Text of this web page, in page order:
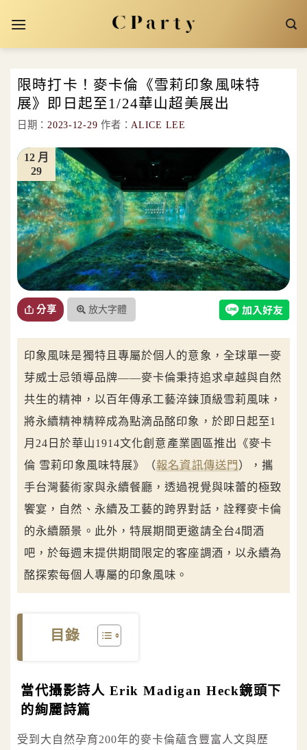
限時打卡！麥卡倫《雪莉印象風味特
展》即日起至1/24華山超美展出
日期：2023-12-29 作者：ALICE LEE
29
12 月
分享 放大字體
印象風味是獨特且專屬於個人的意象，全球單一麥
芽威士忌領導品牌——麥卡倫秉持追求卓越與自然
共生的精神，以百年傳承工藝淬鍊頂級雪莉風味，
將永續精神精粹成為點滴品酩印象，於即日起至1
月24日於華山1914文化創意產業園區推出《麥卡
倫 雪莉印象風味特展》（報名資訊傳送門），攜
手台灣藝術家與永續餐廳，透過視覺與味蕾的極致
饗宴，自然、永續及工藝的跨界對話，詮釋麥卡倫
的永續願景。此外，特展期間更邀請全台4間酒
吧，於每週末提供期間限定的客座調酒，以永續為
酩探索每個人專屬的印象風味。
目錄
當代攝影詩人 Erik Madigan Heck鏡頭下
的絢麗詩篇
受到大自然孕育200年的麥卡倫蘊含豐富人文與歷